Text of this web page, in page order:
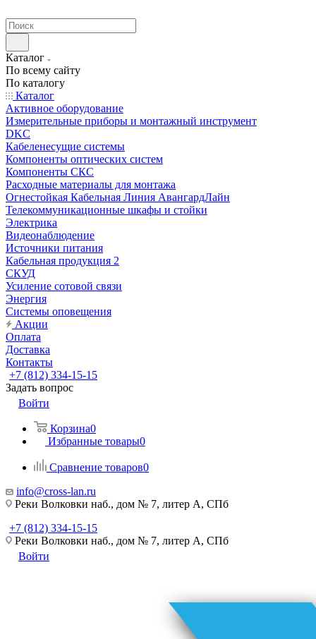
Каталог
По всему сайту
По каталогу
Каталог
Активное оборудование
Измерительные приборы и монтажный инструмент
DKC
Кабеленесущие системы
Компоненты оптических систем
Компоненты СКС
Расходные материалы для монтажа
Огнестойкая Кабельная Линия АвангардЛайн
Телекоммуникационные шкафы и стойки
Электрика
Видеонаблюдение
Источники питания
Кабельная продукция 2
СКУД
Усиление сотовой связи
Энергия
Системы оповещения
Акции
Оплата
Доставка
Контакты
+7 (812) 334-15-15
Задать вопрос
Войти
Корзина0
Избранные товары0
Сравнение товаров0
info@cross-lan.ru
Реки Волковки наб., дом № 7, литер А, СПб
+7 (812) 334-15-15
Реки Волковки наб., дом № 7, литер А, СПб
Войти